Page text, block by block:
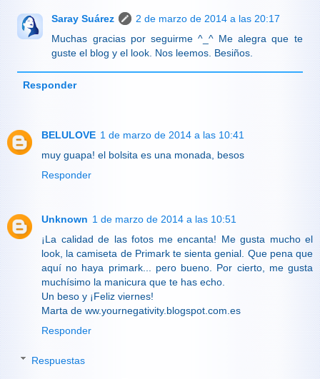
Saray Suárez
2 de marzo de 2014 a las 20:17
Muchas gracias por seguirme ^_^ Me alegra que te
guste el blog y el look. Nos leemos. Besiños.
Responder
BELULOVE 1 de marzo de 2014 a las 10:41
muy guapa! el bolsita es una monada, besos
Responder
Unknown 1 de marzo de 2014 a las 10:51
¡La calidad de las fotos me encanta! Me gusta mucho el
look, la camiseta de Primark te sienta genial. Que pena que
aquí no haya primark... pero bueno. Por cierto, me gusta
muchísimo la manicura que te has echo.
Un beso y ¡Feliz viernes!
Marta de ww.yournegativity.blogspot.com.es
Responder
Respuestas